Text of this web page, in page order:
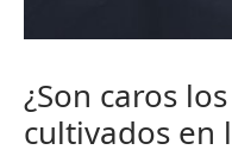
¿Son caros
cultivados en